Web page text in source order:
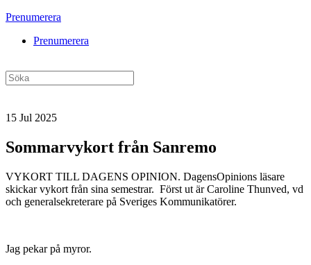
Prenumerera
Prenumerera
15 Jul 2025
Sommarvykort från Sanremo
VYKORT TILL DAGENS OPINION. DagensOpinions läsare
skickar vykort från sina semestrar. Först ut är Caroline Thunved, vd
och generalsekreterare på Sveriges Kommunikatörer.
Jag pekar på myror.